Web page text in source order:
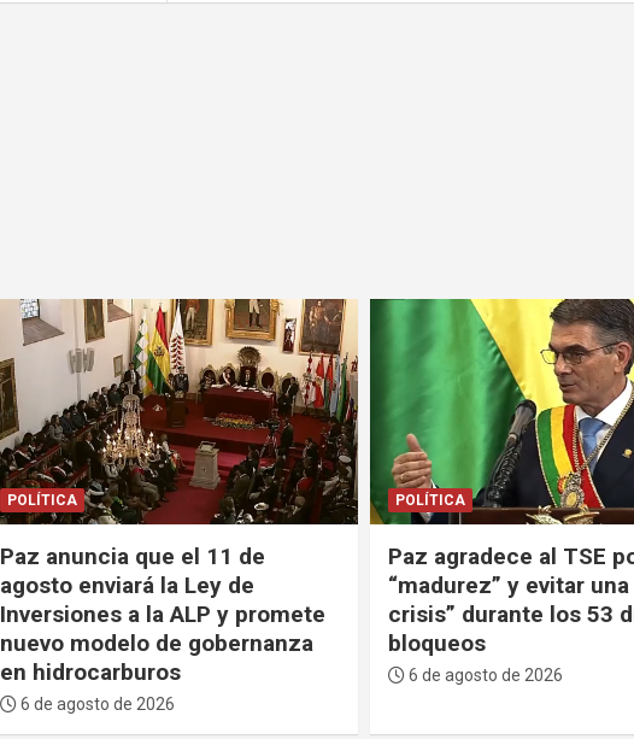
POLÍTICA
Paz agradece al TSE por su
“madurez” y evitar una “mayor
crisis” durante los 53 días de
bloqueos
6 de agosto de 2026
GENTE POLÍTICA
Paz explica que
el Ministerio de
una Agencia porque
buenos resultados en
países